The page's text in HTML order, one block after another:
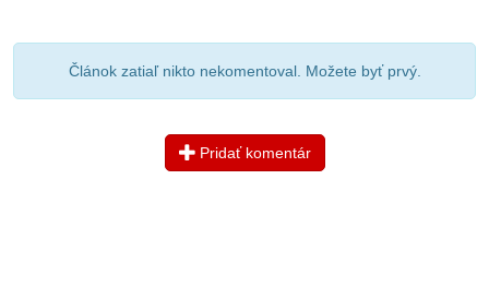
Článok zatiaľ nikto nekomentoval. Možete byť prvý.
Pridať komentár